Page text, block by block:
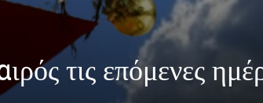
τις επόμενες